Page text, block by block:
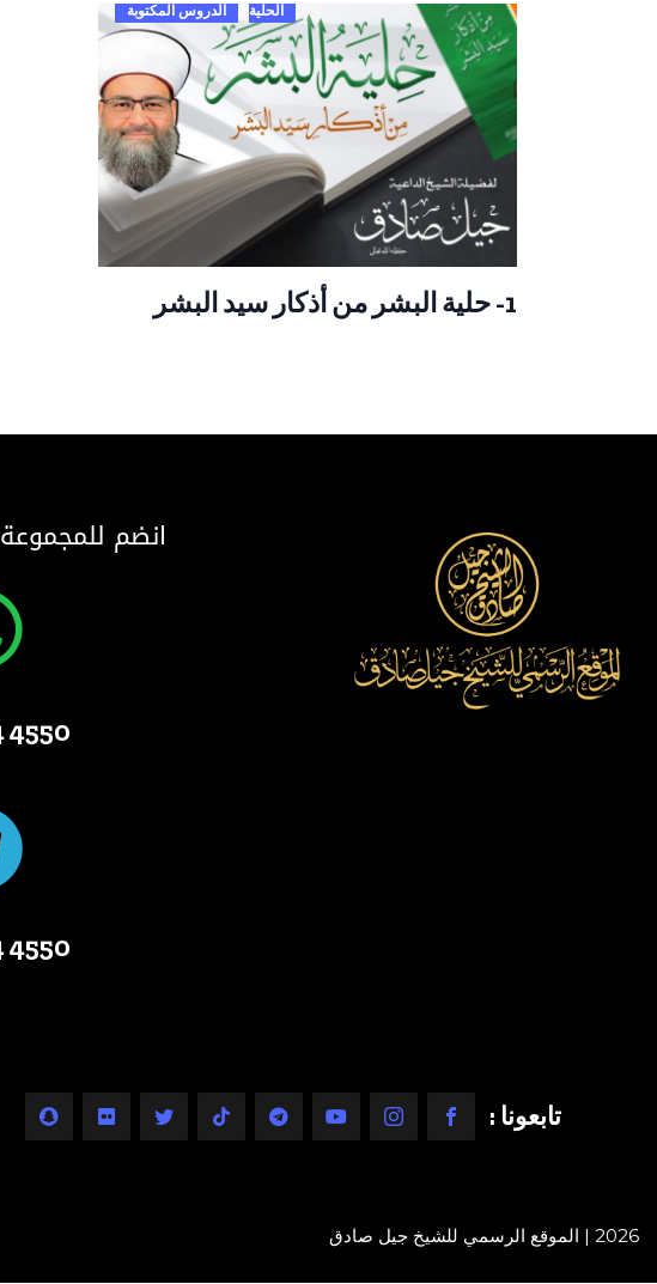
الحلية الدروس المكتوبة
1- حلية البشر من أذكار سيد البشر
انضم للمجموعة
4550 824 514 1 +
4550 824 514 1 +
تابعونا :
2026 | الموقع الرسمي للشيخ جيل صادق